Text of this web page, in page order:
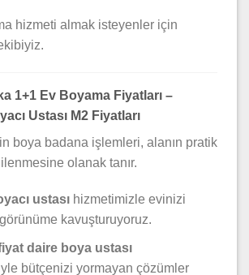
hizmeti almak isteyenler için
1+1 Ev Boyama Fiyatları –
Ustası M2 Fiyatları
boya badana işlemleri, alanın pratik
olanak tanır.
ustasıhizmetimizle evinizi
kavuşturuyoruz.
daire boya ustası
bütçenizi yormayan çözümler